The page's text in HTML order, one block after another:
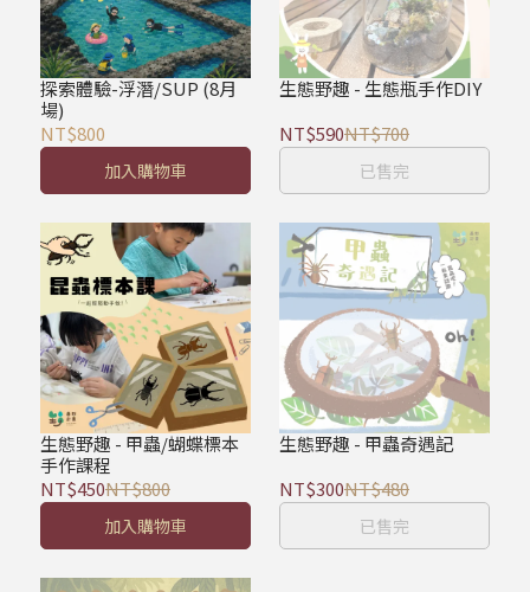
探索體驗-浮潛/SUP (8月
場)
NT$800
加入購物車
生態野趣 - 生態瓶手作DIY
NT$590NT$700
已售完
生態野趣 - 甲蟲/蝴蝶標本
手作課程
NT$450NT$800
加入購物車
生態野趣 - 甲蟲奇遇記
NT$300NT$480
已售完